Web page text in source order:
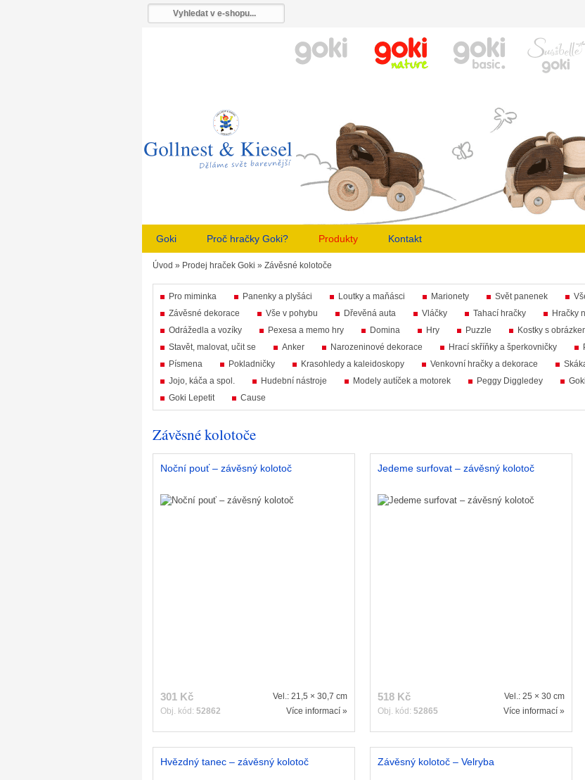
Goki Proč hračky Goki? Produkty Kontakt
Úvod » Prodej hraček Goki » Závěsné kolotoče
Pro miminka Panenky a plyšáci Loutky a maňásci Marionety Svět panenek
Závěsné dekorace
Vše v pohybu Dřevěná auta Vláčky Tahací hračky Hračky
Odrážedla a vozíky
Pexesa a memo hry Domina Hry Puzzle Kostky s
Stavět, malovat, učit se
Anker Narozeninové dekorace Hrací skříňky a šperkovničky
Písmena
Pokladničky Krasohledy a kaleidoskopy Venkovní hračky a dekorace
Jojo, káča a spol.
Hudební nástroje Modely autíček a motorek Peggy Diggledey
Goki Lepetit
Cause
Závěsné kolotoče
Noční pouť – závěsný kolotoč
301 Kč
Obj. kód: 52862
Vel.: 21,5 × 30,7 cm
Více informací »
Jedeme surfovat – závěsný kolotoč
518 Kč
Obj. kód: 52865
Vel.: 25 × 30 cm
Více informací »
Hvězdný tanec – závěsný kolotoč Závěsný kolotoč – Velryba